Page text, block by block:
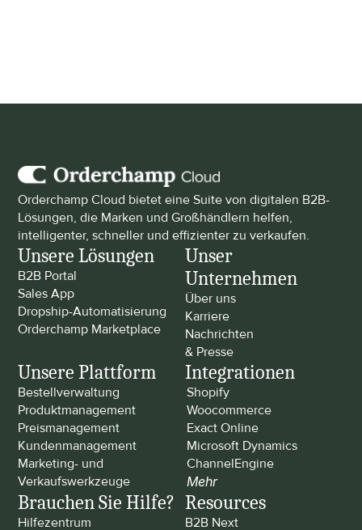
Orderchamp Cloud bietet eine Suite von digitalen B2B-
Lösungen, die Marken und Großhändlern helfen,
intelligenter, schneller und effizienter zu verkaufen.
Unsere Lösungen
B2B Portal
Sales App
Dropship-Automatisierung
Orderchamp Marketplace
Unser
Unternehmen
Über uns
Karriere
Nachrichten
& Presse
Unsere Plattform
Bestellverwaltung
Produktmanagement
Preismanagement
Kundenmanagement
Marketing- und
Verkaufswerkzeuge
Integrationen
Shopify
Woocommerce
Exact Online
Microsoft Dynamics
ChannelEngine
Mehr
Brauchen Sie Hilfe?
Hilfezentrum
Resources
B2B Next